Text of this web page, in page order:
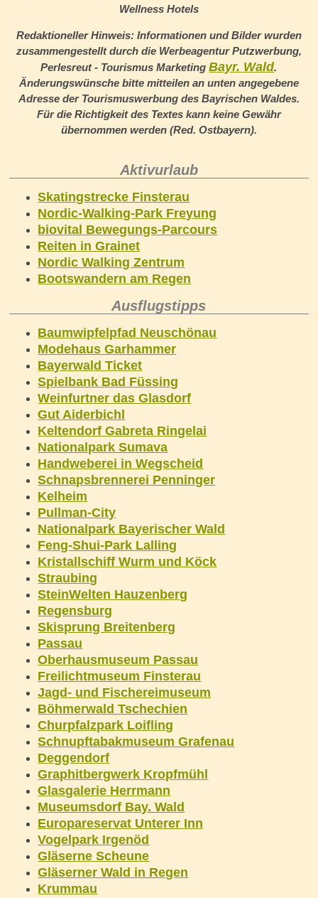
Wellness Hotels
Redaktioneller Hinweis: Informationen und Bilder wurden
zusammengestellt durch die Werbeagentur Putzwerbung,
Perlesreut - Tourismus MarketingBayr. Wald.
Änderungswünsche bitte mitteilen an unten angegebene
Adresse der Tourismuswerbung des Bayrischen Waldes.
Für die Richtigkeit des Textes kann keine Gewähr
übernommen werden (Red. Ostbayern).
Aktivurlaub
Skatingstrecke Finsterau
Nordic-Walking-Park Freyung
biovital Bewegungs-Parcours
Reiten in Grainet
Nordic Walking Zentrum
Bootswandern am Regen
Ausflugstipps
Baumwipfelpfad Neuschönau
Modehaus Garhammer
Bayerwald Ticket
Spielbank Bad Füssing
Weinfurtner das Glasdorf
Gut Aiderbichl
Keltendorf Gabreta Ringelai
Nationalpark Sumava
Handweberei in Wegscheid
Schnapsbrennerei Penninger
Kelheim
Pullman-City
Nationalpark Bayerischer Wald
Feng-Shui-Park Lalling
Kristallschiff Wurm und Köck
Straubing
SteinWelten Hauzenberg
Regensburg
Skisprung Breitenberg
Passau
Oberhausmuseum Passau
Freilichtmuseum Finsterau
Jagd- und Fischereimuseum
Böhmerwald Tschechien
Churpfalzpark Loifling
Schnupftabakmuseum Grafenau
Deggendorf
Graphitbergwerk Kropfmühl
Glasgalerie Herrmann
Museumsdorf Bay. Wald
Europareservat Unterer Inn
Vogelpark Irgenöd
Gläserne Scheune
Gläserner Wald in Regen
Krummau